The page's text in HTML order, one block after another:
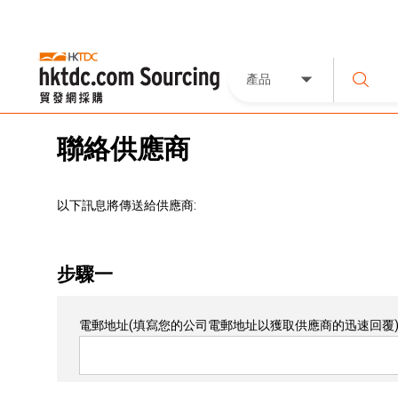
產品
聯絡供應商
以下訊息將傳送給供應商:
步驟一
電郵地址(填寫您的公司電郵地址以獲取供應商的迅速回覆)